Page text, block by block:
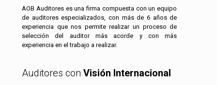
AOB Auditores es una firma compuesta con un equipo
de auditores especializados, con más de 6 años de
experiencia que nos permite realizar un proceso de
selección del auditor más acorde y con más
experiencia en el trabajo a realizar.
Auditores con Visión Internacional